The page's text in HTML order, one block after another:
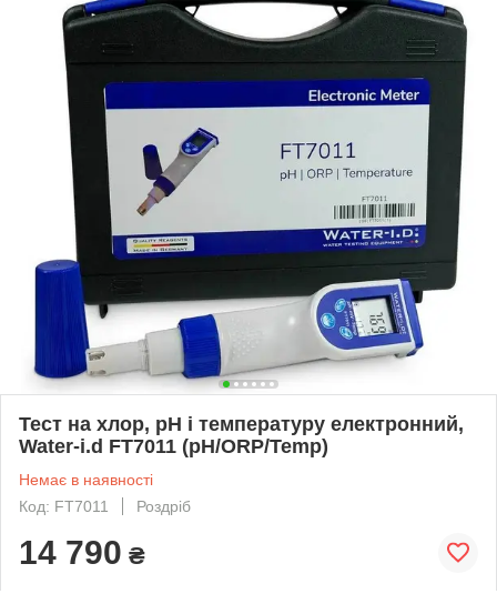
Тест на хлор, pH і температуру електронний,
Water-i.d FT7011 (pH/ORP/Temp)
Немає в наявності
Код: FT7011
Роздріб
14 790 ₴